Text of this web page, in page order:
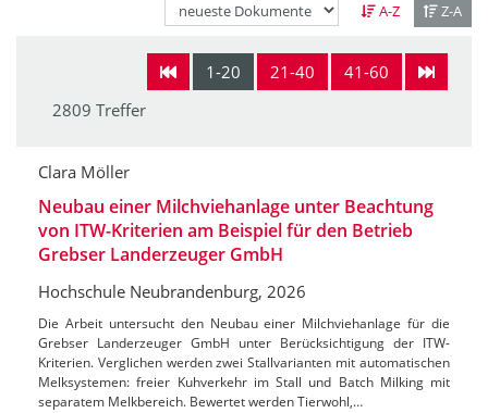
A-Z Z-A
1-20 21-40
41-60
2809 Treffer
Clara Möller
Neubau einer Milchviehanlage unter Beachtung
von ITW-Kriterien am Beispiel für den Betrieb
Grebser Landerzeuger GmbH
Hochschule Neubrandenburg, 2026
Die Arbeit untersucht den Neubau einer Milchviehanlage für die
Grebser Landerzeuger GmbH unter Berücksichtigung der ITW-
Kriterien. Verglichen werden zwei Stallvarianten mit automatischen
Melksystemen: freier Kuhverkehr im Stall und Batch Milking mit
separatem Melkbereich. Bewertet werden Tierwohl,…